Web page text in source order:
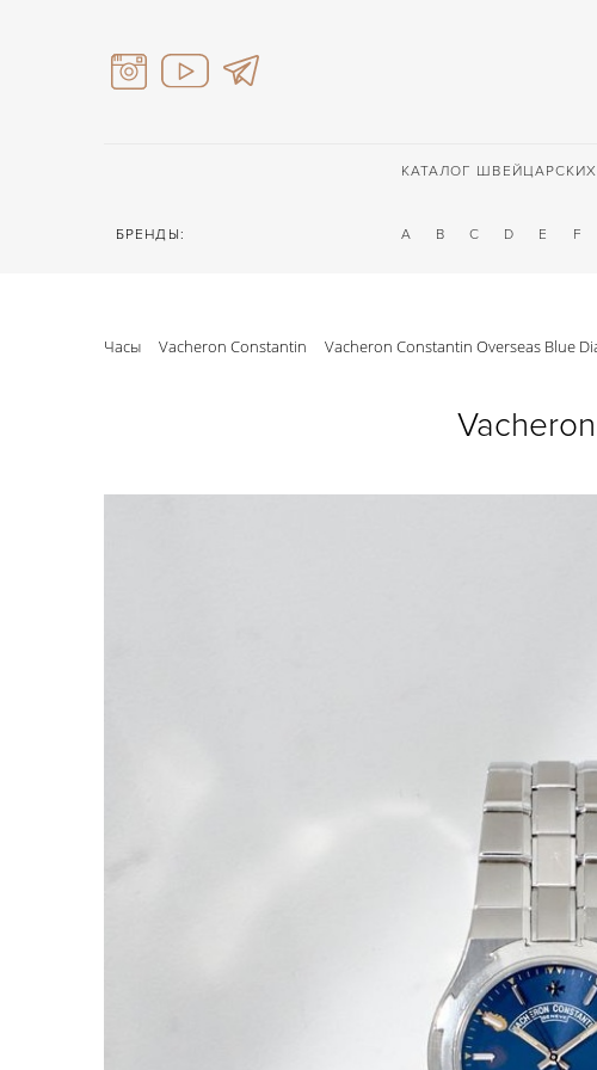
КАТАЛОГ
БРЕНДЫ: A B C D E F
Часы Vacheron Constantin Vacheron Constantin Overseas Blue